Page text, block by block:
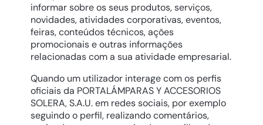
informar sobre os seus produtos, serviços,
novidades, atividades corporativas, eventos,
feiras, conteúdos técnicos, ações
promocionais e outras informações
relacionadas com a sua atividade empresarial.
Quando um utilizador interage com os perfis
oficiais da PORTALÁMPARAS Y ACCESORIOS
SOLERA, S.A.U. em redes sociais, por exemplo
seguindo o perfil, realizando comentários,